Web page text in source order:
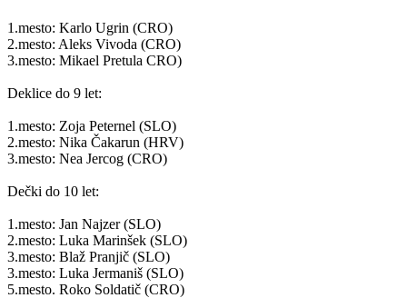
1.mesto: Karlo Ugrin (CRO)
2.mesto: Aleks Vivoda (CRO)
3.mesto: Mikael Pretula CRO)
Deklice do 9 let:
1.mesto: Zoja Peternel (SLO)
2.mesto: Nika Čakarun (HRV)
3.mesto: Nea Jercog (CRO)
Dečki do 10 let:
1.mesto: Jan Najzer (SLO)
2.mesto: Luka Marinšek (SLO)
3.mesto: Blaž Pranjič (SLO)
3.mesto: Luka Jermaniš (SLO)
5.mesto. Roko Soldatič (CRO)